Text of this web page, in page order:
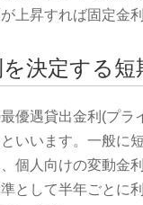
上昇すれば固定金
決定する
優遇貸出金利(プ
いいます。一般に
個人向けの変動金
として半年ごとに